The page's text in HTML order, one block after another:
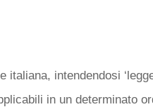
intendendosi
in un determinato